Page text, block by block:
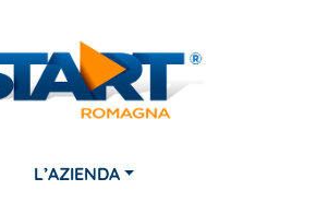
L’AZIENDA